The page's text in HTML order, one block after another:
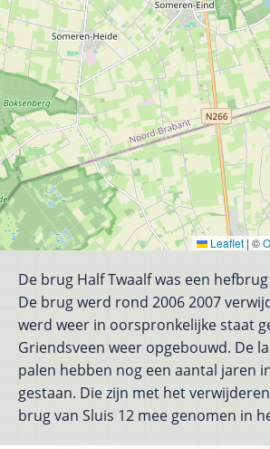
Leaflet | ©
De brug Half Twaalf was een
De brug werd rond 2006 2007
werd weer in oorspronkelijke staat
Griendsveen weer opgebouwd. De
palen hebben nog een aantal jaren
gestaan. Die zijn met het
brug van Sluis 12 mee genomen in